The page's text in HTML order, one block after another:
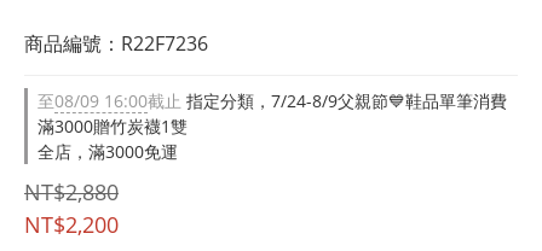
商品編號：R22F7236
至08/09 16:00截止 指定分類，7/24-8/9父親節💙鞋品單筆消費
滿3000贈竹炭襪1雙
全店，滿3000免運
NT$2,880
NT$2,200